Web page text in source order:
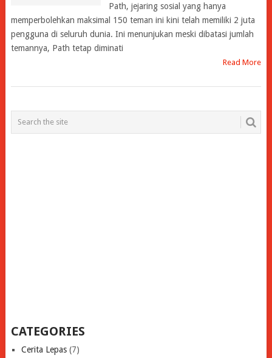
Path, jejaring sosial yang hanya
memperbolehkan maksimal 150 teman ini kini telah memiliki 2 juta
pengguna di seluruh dunia. Ini menunjukan meski dibatasi jumlah
temannya, Path tetap diminati
Read More
POSTS
NAVIGATION
CATEGORIES
Cerita Lepas(7)